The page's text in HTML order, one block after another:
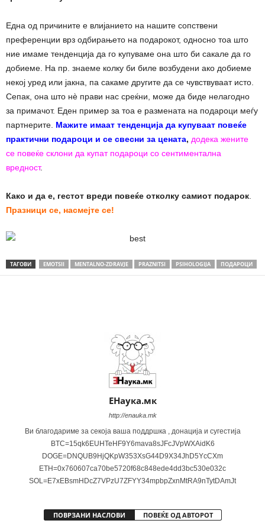
Една од причините е влијанието на нашите сопствени
преференции врз одбирањето на подарокот, односно тоа што
ние имаме тенденција да го купуваме она што би сакале да го
добиеме. На пр. знаеме колку би биле возбудени ако добиеме
некој уред или јакна, па сакаме другите да се чувствуваат исто.
Сепак, она што нè прави нас среќни, може да биде нелагодно
за примачот. Еден пример за тоа е размената на подароци меѓу
партнерите. Мажите имаат тенденција да купуваат повеќе
практични подароци и се свесни за цената, додека жените
се повеќе склони да купат подароци со сентиментална
вредност.
Како и да е, гестот вреди повеќе отколку самиот подарок
Празници се, насмејте се!
ТАГОВИ EMOTSII MENTALNO-ZDRAVJE PRAZNITSI PSIHOLOGIJA ПОДАРОЦИ
ЕНаука.мк
http://enauka.mk
Ви благодариме за секоја ваша поддршка , донација и сугестија
BTC=15qk6EUHTeHF9Y6mava8sJFcJVpWXAidK6
DOGE=DNQUB9HjQKpW353XsG44D9X34JhD5YcCXm
ETH=0x760607ca70be5720f68c848ede4dd3bc530e032c
SOL=E7xEBsmHDcZ7VPzU7ZFYY34mpbpZxnMtRA9nTytDAmJt
ПОВРЗАНИ НАСЛОВИ ПОВЕЌЕ ОД АВТОРОТ